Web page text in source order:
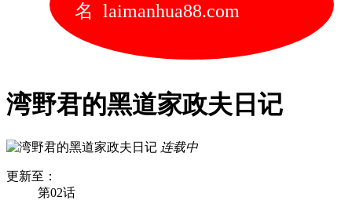
名 laimanhua88.com
湾野君的黑道家政夫日记
连载中
更新至：
第02话